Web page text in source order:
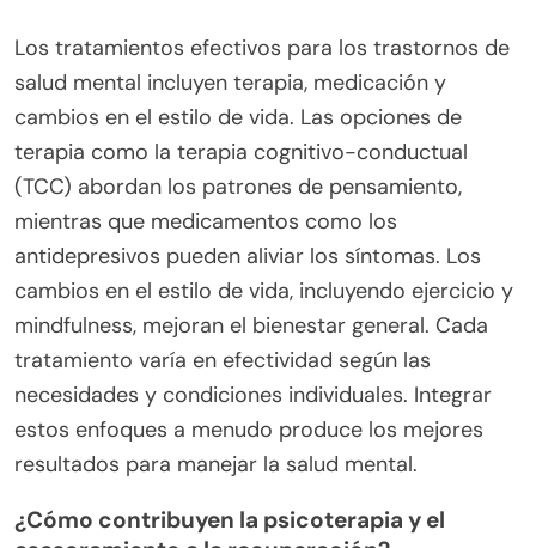
¿Qué tratamientos efectivos
están disponibles para los
trastornos de salud mental?
Los tratamientos efectivos para los trastornos de
salud mental incluyen terapia, medicación y
cambios en el estilo de vida. Las opciones de
terapia como la terapia cognitivo-conductual
(TCC) abordan los patrones de pensamiento,
mientras que medicamentos como los
cambios en el estilo de vida, incluyendo ejercicio y